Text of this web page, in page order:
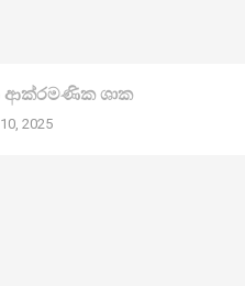
ආක්රමණික ශාක
2025